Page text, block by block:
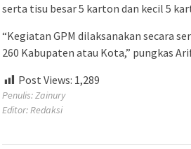
serta tisu besar 5 karton dan kecil 5
“Kegiatan GPM dilaksanakan secara
260 Kabupaten atau Kota,” pungkas
Post Views: 1,289
Penulis: Zainury
Editor: Redaksi